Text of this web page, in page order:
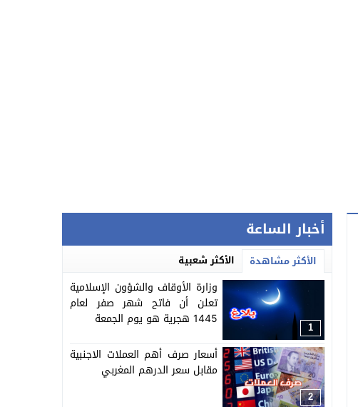
أخبار الساعة
الأكثر مشاهدة الأكثر شعبية
1
وزارة الأوقاف والشؤون الإسلامية
تعلن أن فاتح شهر صفر لعام
1445 هجرية هو يوم الجمعة
2
أسعار صرف أهم العملات الاجنبية
مقابل سعر الدرهم المغربي